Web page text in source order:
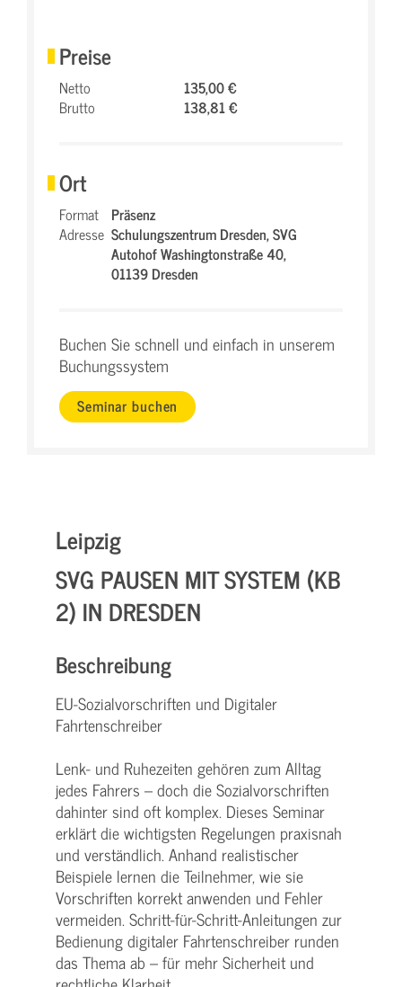
Preise
Netto
135,00 €
Brutto
138,81 €
Ort
Format Präsenz
Adresse Schulungszentrum Dresden,SVG
Autohof Washingtonstraße 40,
01139 Dresden
Buchen Sie schnell und einfach in unserem
Buchungssystem
Seminar buchen
Leipzig
SVG PAUSEN MIT SYSTEM (KB
2) IN DRESDEN
Beschreibung
EU-Sozialvorschriften und Digitaler
Fahrtenschreiber
Lenk- und Ruhezeiten gehören zum Alltag
jedes Fahrers – doch die Sozialvorschriften
dahinter sind oft komplex. Dieses Seminar
erklärt die wichtigsten Regelungen praxisnah
und verständlich. Anhand realistischer
Beispiele lernen die Teilnehmer, wie sie
Vorschriften korrekt anwenden und Fehler
vermeiden. Schritt-für-Schritt-Anleitungen zur
Bedienung digitaler Fahrtenschreiber runden
das Thema ab – für mehr Sicherheit und